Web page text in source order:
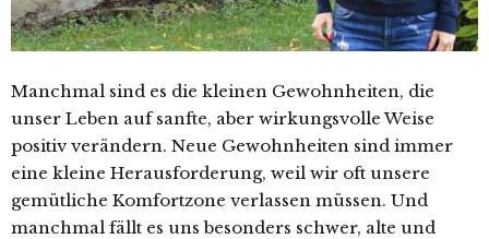
Manchmal sind es die kleinen Gewohnheiten, die
unser Leben auf sanfte, aber wirkungsvolle Weise
positiv verändern. Neue Gewohnheiten sind immer
eine kleine Herausforderung, weil wir oft unsere
gemütliche Komfortzone verlassen müssen. Und
manchmal fällt es uns besonders schwer, alte und